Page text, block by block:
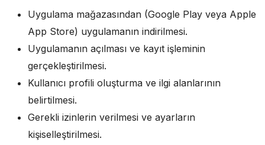
Uygulama mağazasından (Google Play veya Apple
App Store) uygulamanın indirilmesi.
Uygulamanın açılması ve kayıt işleminin
gerçekleştirilmesi.
Kullanıcı profili oluşturma ve ilgi alanlarının
belirtilmesi.
Gerekli izinlerin verilmesi ve ayarların
kişiselleştirilmesi.